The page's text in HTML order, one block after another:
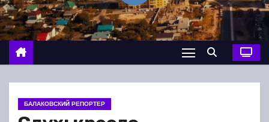
о
м
у
БАЛАКОВСКИЙ РЕПОРТЕР